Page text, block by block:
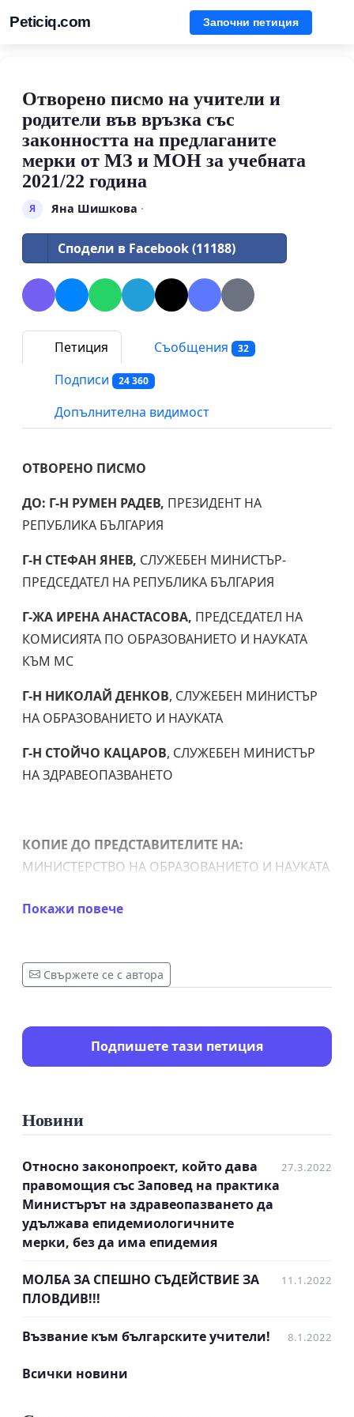
Peticiq.com Започни петиция
Отворено писмо на учители и
родители във връзка със
законността на предлаганите
мерки от МЗ и МОН за учебната
2021/22 година
Я Яна Шишкова ·
Сподели в Facebook (11188)
Петиция Съобщения 32
Подписи 24 360
Допълнителна видимост
ОТВОРЕНО ПИСМО
ДО: Г-Н РУМЕН РАДЕВ, ПРЕЗИДЕНТ НА
РЕПУБЛИКА БЪЛГАРИЯ
Г-Н СТЕФАН ЯНЕВ, СЛУЖЕБЕН МИНИСТЪР-
ПРЕДСЕДАТЕЛ НА РЕПУБЛИКА БЪЛГАРИЯ
Г-ЖА ИРЕНА АНАСТАСОВА, ПРЕДСЕДАТЕЛ НА
КОМИСИЯТА ПО ОБРАЗОВАНИЕТО И НАУКАТА
КЪМ МС
Г-Н НИКОЛАЙ ДЕНКОВ, СЛУЖЕБЕН МИНИСТЪР
НА ОБРАЗОВАНИЕТО И НАУКАТА
Г-Н СТОЙЧО КАЦАРОВ, СЛУЖЕБЕН МИНИСТЪР
НА ЗДРАВЕОПАЗВАНЕТО
КОПИЕ ДО ПРЕДСТАВИТЕЛИТЕ НА:
МИНИСТЕРСТВО НА ОБРАЗОВАНИЕТО И НАУКАТА
ЗДРАВЕОПАЗВАНЕТО НА РЕПУБЛИКА БЪЛГАРИЯ
Относно:Законността на предлаганите мерки
МОН, касаещи организацията на учебния процес
през предстоящата учебна година.
УВАЖАЕМИ Г-Н РАДЕВ,
УВАЖАЕМИ Г-Н ЯНЕВ,
УВАЖАЕМА Г-ЖО АНАСТАСОВА,
УВАЖАЕМИ Г-Н ДЕНКОВ,
УВАЖАЕМИ ГОСПОЖИ И ГОСПОДА,
ТРИСТРАННО СЪТРУДНИЧЕСТВО,
Обръщаме се към Вас с особена загриженост,
Покажи повече
Свържете се с автора
Подпишете тази петиция
Новини
Относно законопроект, който дава
правомощия със Заповед на практика
Министърът на здравеопазването да
удължава епидемиологичните
мерки, без да има епидемия
27.3.2022
МОЛБА ЗА СПЕШНО СЪДЕЙСТВИЕ ЗА
ПЛОВДИВ!!!
11.1.2022
Възвание към българските учители! 8.1.2022
Всички новини